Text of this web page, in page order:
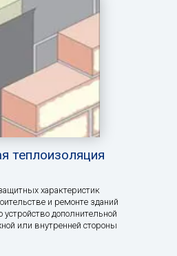
теплоизоляция
характеристик
и ремонте зданий
устройство дополнительной
или внутренней стороны